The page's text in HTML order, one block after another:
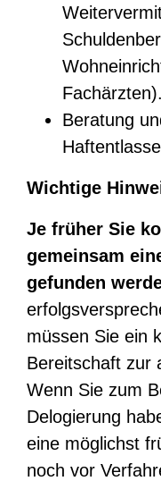
Fachärzten).
Beratung
Wichtige
Je früher Sie
gemeinsam
gefunden
müssen Sie ein
Bereitschaft zur
Wenn Sie zum
Delogierung
eine möglichst
noch vor